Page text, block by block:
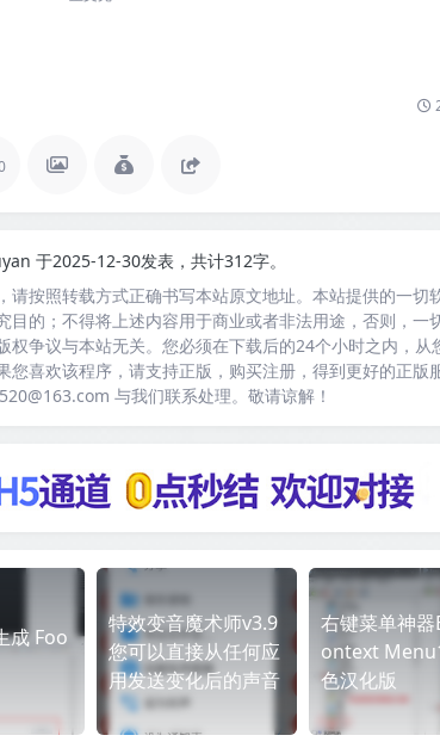
于2025-12-30发表，共计312字。
请按照转载方式正确书写本站原文地址。本站提供的一切
目的；不得将上述内容用于商业或者非法用途，否则，一
权争议与本站无关。您必须在下载后的24个小时之内，从
您喜欢该程序，请支持正版，购买注册，得到更好的正版
与我们联系处理。敬请谅解！
成 Foo
特效变音魔术师v3.9
您可以直接从任何应
用发送变化后的声音
右键菜单神器
ontext
色汉化版